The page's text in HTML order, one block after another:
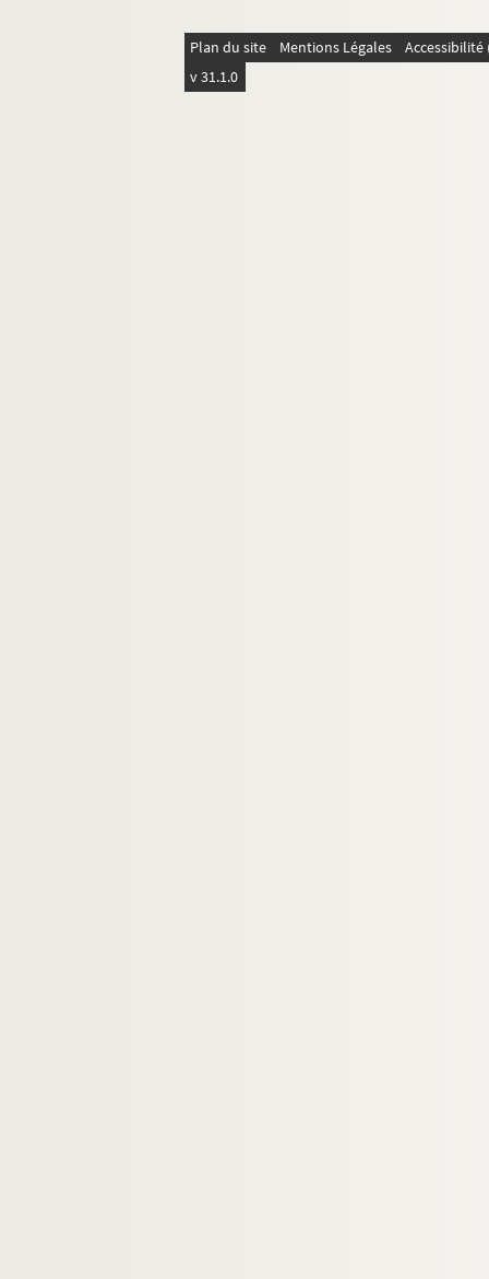
Plan du site Mentions Légales
v 31.1.0